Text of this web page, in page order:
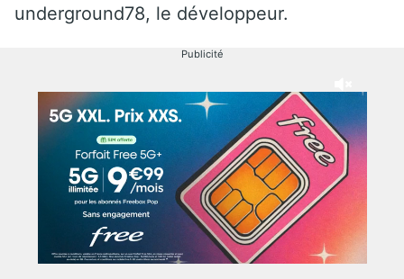
underground78, le développeur.
Publicité